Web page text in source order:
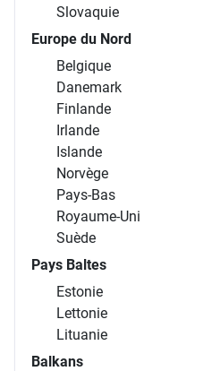
Slovaquie
Europe du Nord
Belgique
Danemark
Finlande
Irlande
Islande
Norvège
Pays-Bas
Royaume-Uni
Suède
Pays Baltes
Estonie
Lettonie
Lituanie
Balkans